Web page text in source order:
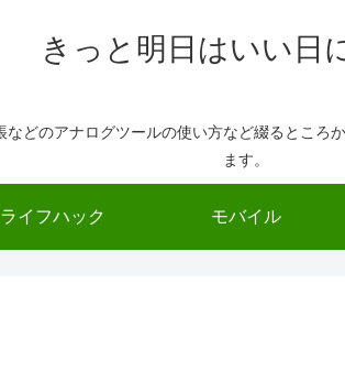
きっと明日はいい日
どのアナログツールの使い方など綴るとこ
ます。
ライフハック モバイル